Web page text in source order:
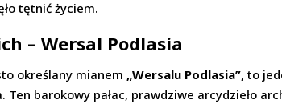
tętnić życiem.
– Wersal Podlasia
określany mianem „Wersalu Podlasia”, to
Ten barokowy pałac, prawdziwe arcydzieło